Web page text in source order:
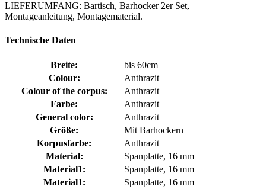
LIEFERUMFANG: Bartisch, Barhocker 2er Set,
Montageanleitung, Montagematerial.
Technische Daten
Breite:
bis 60cm
Colour:
Anthrazit
Colour of the corpus:
Anthrazit
Farbe:
Anthrazit
General color:
Anthrazit
Größe:
Mit Barhockern
Korpusfarbe:
Anthrazit
Material:
Spanplatte, 16 mm
Material1:
Spanplatte, 16 mm
Material1:
Spanplatte, 16 mm